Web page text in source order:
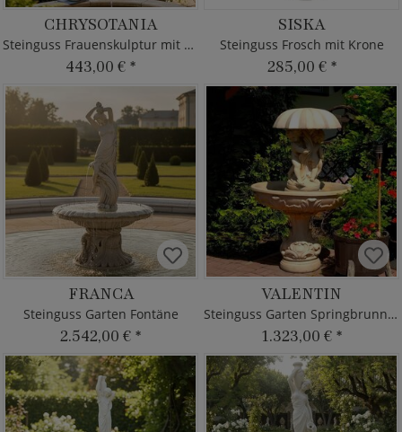
CHRYSOTANIA
Steinguss Frauenskulptur mit Krügen
443,00 € *
SISKA
Steinguss Frosch mit Krone
285,00 € *
FRANCA
Steinguss Garten Fontäne
2.542,00 € *
VALENTIN
Steinguss Garten Springbrunnen
1.323,00 € *